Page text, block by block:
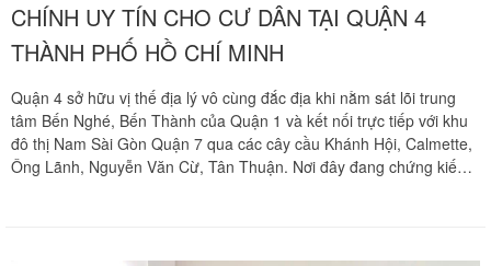
CHÍNH UY TÍN CHO CƯ DÂN TẠI QUẬN 4
THÀNH PHỐ HỒ CHÍ MINH
Quận 4 sở hữu vị thế địa lý vô cùng đắc địa khi nằm sát lõi trung
tâm Bến Nghé, Bến Thành của Quận 1 và kết nối trực tiếp với khu
đô thị Nam Sài Gòn Quận 7 qua các cây cầu Khánh Hội, Calmette,
Ông Lãnh, Nguyễn Văn Cừ, Tân Thuận. Nơi đây đang chứng kiến
56, The Tresor, River Gate, Grand Riverside đan xem cùng các dãy